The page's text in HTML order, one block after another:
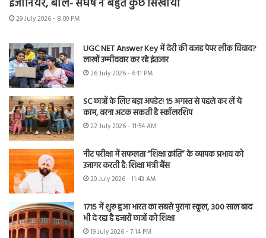
इंजीनियर, बोले- संघर्ष ने बहुत कुछ सिखाया
29 July 2026 - 8:00 PM
UGC NET Answer Key में देरी की वजह पेपर लीक विवाद?
लाखों उम्मीदवार कर रहे इंतजार
26 July 2026 - 6:11 PM
SC छात्रों के लिए बड़ा अपडेट! 15 अगस्त से पहले कर लें ये
काम, वरना अटक सकती है स्कॉलरशिप
22 July 2026 - 11:54 AM
नीट परीक्षा में सफलता “शिक्षा क्रांति” के व्यापक प्रभाव को
उजागर करती है: शिक्षा मंत्री बैंस
20 July 2026 - 11:43 AM
1715 में शुरू हुआ भारत का सबसे पुराना स्कूल, 300 साल बाद
भी दे रहा है हजारों छात्रों को शिक्षा
19 July 2026 - 7:14 PM